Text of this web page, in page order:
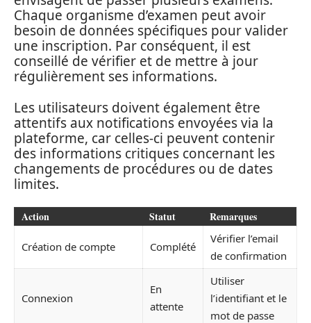
Chaque organisme d’examen peut avoir
besoin de données spécifiques pour valider
une inscription. Par conséquent, il est
conseillé de vérifier et de mettre à jour
régulièrement ses informations.
Les utilisateurs doivent également être
attentifs aux notifications envoyées via la
plateforme, car celles-ci peuvent contenir
des informations critiques concernant les
changements de procédures ou de dates
limites.
Action Statut Remarques
Création de compte Complété
Vérifier l’email
de confirmation
Connexion
En
attente
Utiliser
l’identifiant et le
mot de passe